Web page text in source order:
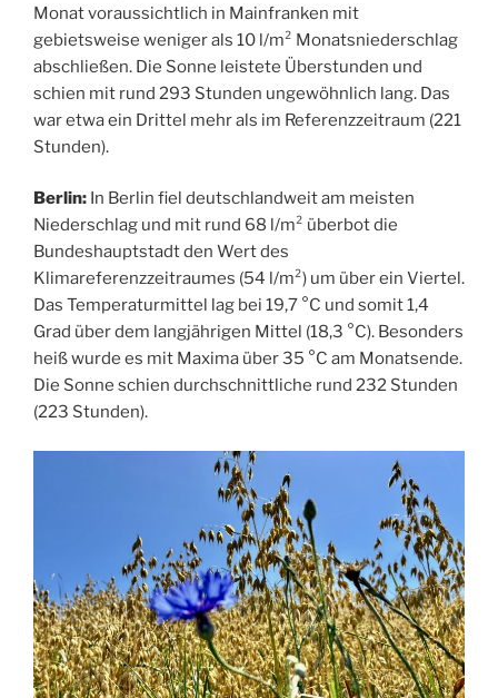
Monat voraussichtlich in Mainfranken mit
gebietsweise weniger als 10 l/m² Monatsniederschlag
abschließen. Die Sonne leistete Überstunden und
schien mit rund 293 Stunden ungewöhnlich lang. Das
war etwa ein Drittel mehr als im Referenzzeitraum (221
Stunden).
Berlin: In Berlin fiel deutschlandweit am meisten
Niederschlag und mit rund 68 l/m² überbot die
Bundeshauptstadt den Wert des
Klimareferenzzeitraumes (54 l/m²) um über ein Viertel.
Das Temperaturmittel lag bei 19,7 °C und somit 1,4
Grad über dem langjährigen Mittel (18,3 °C). Besonders
heiß wurde es mit Maxima über 35 °C am Monatsende.
Die Sonne schien durchschnittliche rund 232 Stunden
(223 Stunden).